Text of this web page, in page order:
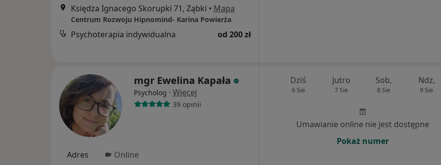
Księdza Ignacego Skorupki 71, Ząbki • Mapa
Centrum Rozwoju Hipnomind- Karina Powierża
Psychoterapia indywidualna od 200 zł
mgr Ewelina Kapała
Psycholog · Więcej
39 opinii
Adres Online
Dziś
6 Sie
Jutro
7 Sie
Sob,
8 Sie
Ndz,
9 Sie
Umawianie online nie jest dostępne
Pokaż numer